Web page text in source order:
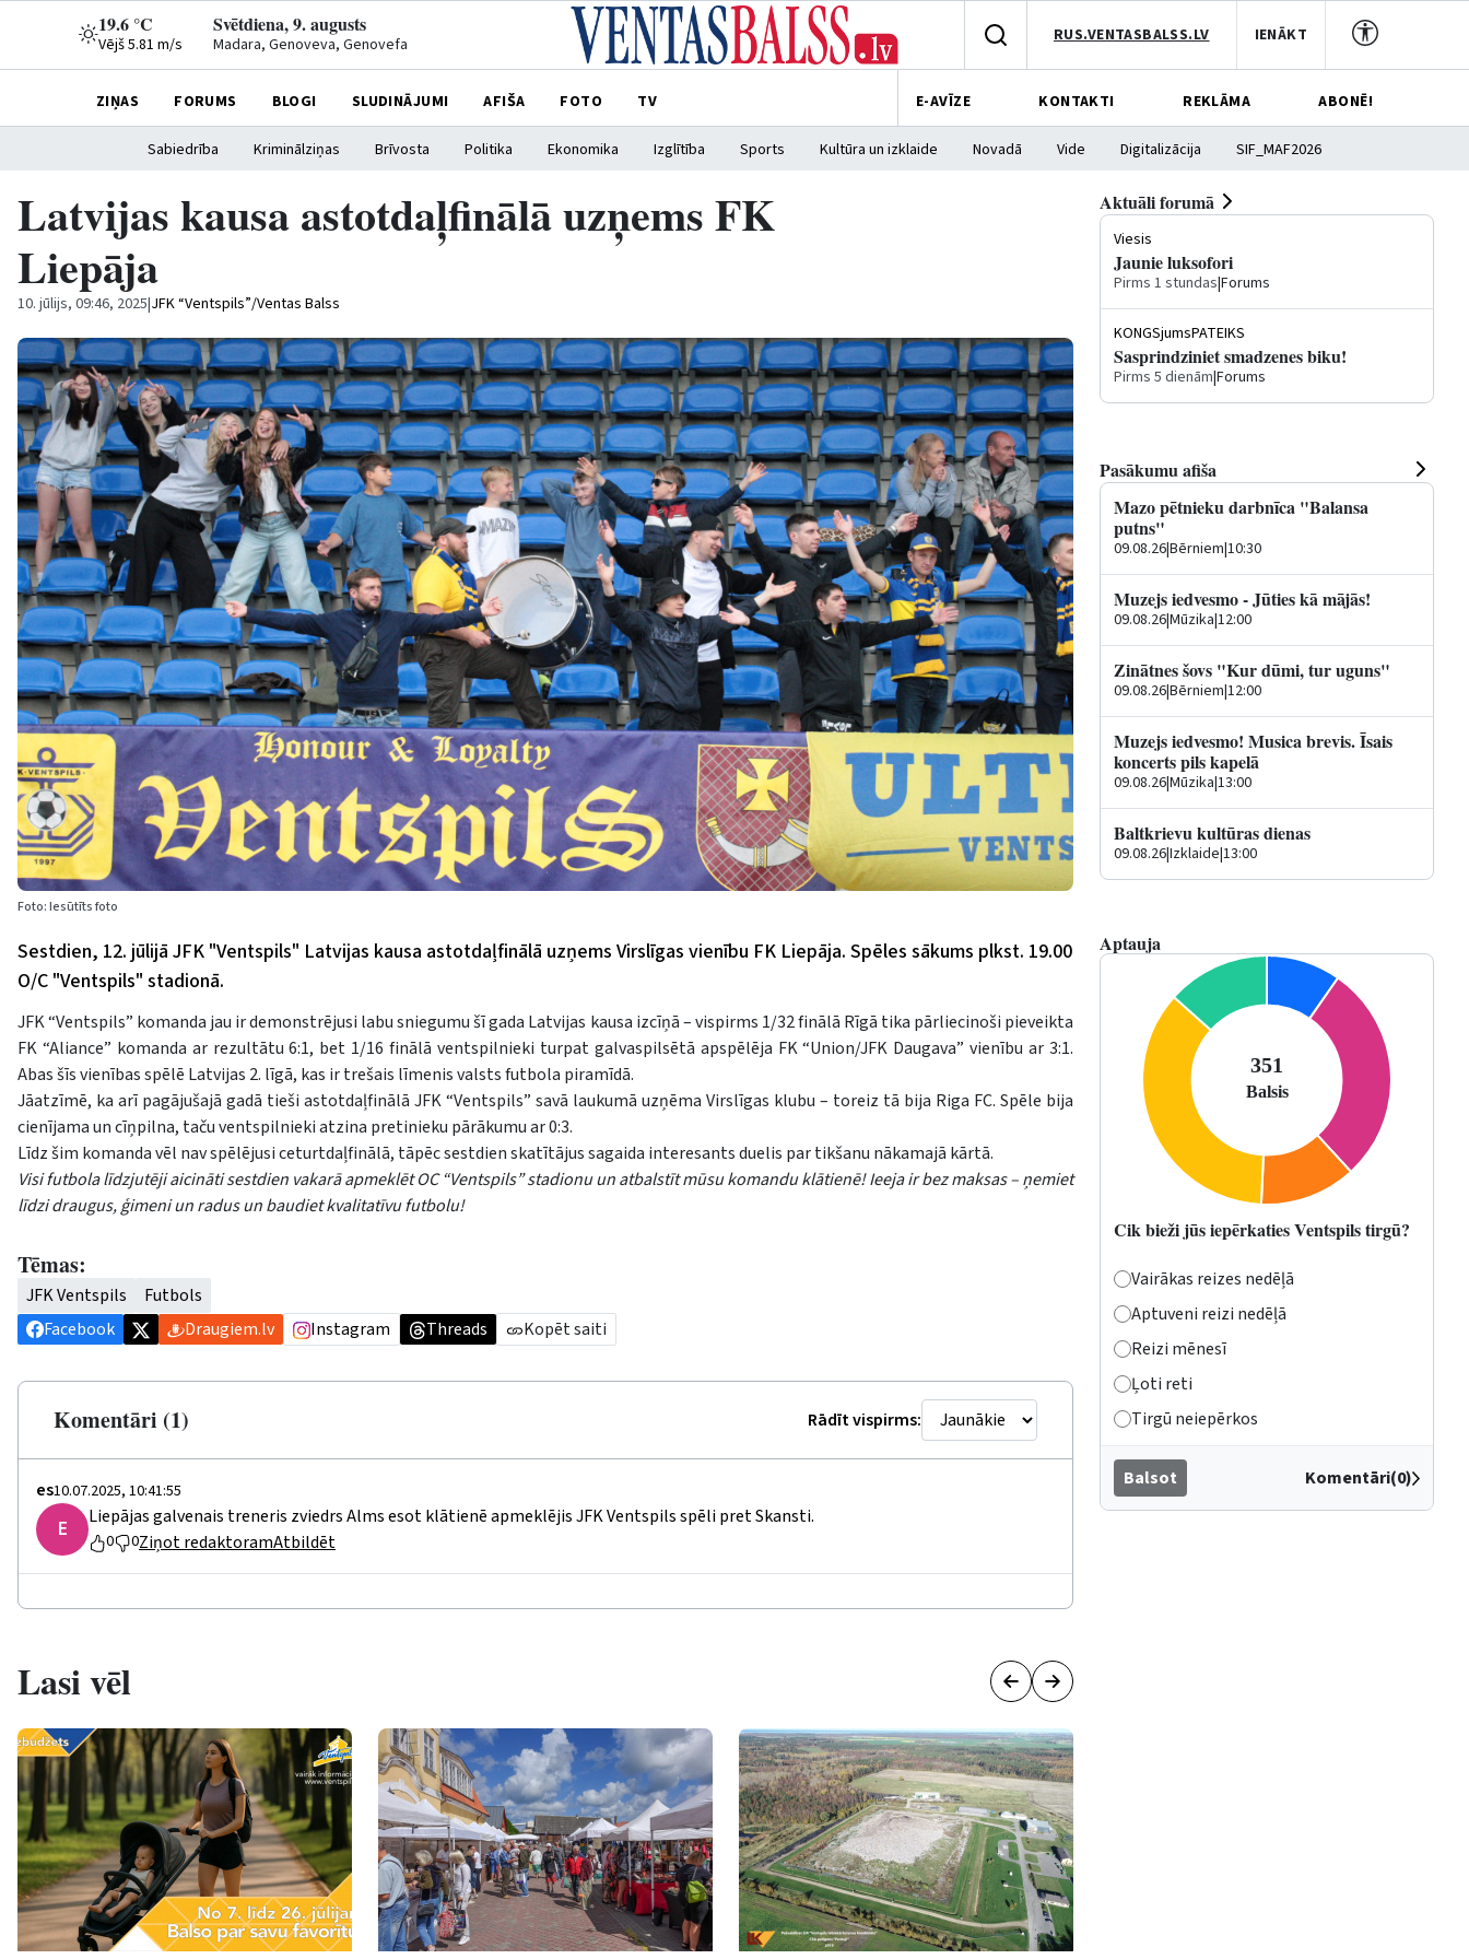
19.6 °C
Vējš 5.81 m/s
Svētdiena, 9. augusts
Madara, Genoveva, Genovefa RUS.VENTASBALSS.LV IENĀKT
ZIŅAS FORUMS BLOGI SLUDINĀJUMI AFIŠA FOTO TV E-AVĪZE KONTAKTI REKLĀMA ABONĒ!
Sabiedrība Kriminālziņas Brīvosta Politika Ekonomika Izglītība Sports Kultūra un izklaide Novadā Vide Digitalizācija SIF_MAF2026
Latvijas kausa astotdaļfinālā uzņems FK
Liepāja
10. jūlijs, 09:46, 2025|JFK “Ventspils”/Ventas Balss
Foto: Iesūtīts foto
Sestdien, 12. jūlijā JFK "Ventspils" Latvijas kausa astotdaļfinālā uzņems Virslīgas vienību FK Liepāja. Spēles sākums plkst. 19.00
O/C "Ventspils" stadionā.
JFK “Ventspils” komanda jau ir demonstrējusi labu sniegumu šī gada Latvijas kausa izcīņā – vispirms 1/32 finālā Rīgā tika pārliecinoši pieveikta
FK “Aliance” komanda ar rezultātu 6:1, bet 1/16 finālā ventspilnieki turpat galvaspilsētā apspēlēja FK “Union/JFK Daugava” vienību ar 3:1.
Abas šīs vienības spēlē Latvijas 2. līgā, kas ir trešais līmenis valsts futbola piramīdā.
Jāatzīmē, ka arī pagājušajā gadā tieši astotdaļfinālā JFK “Ventspils” savā laukumā uzņēma Virslīgas klubu – toreiz tā bija Riga FC. Spēle bija
cienījama un cīņpilna, taču ventspilnieki atzina pretinieku pārākumu ar 0:3.
Līdz šim komanda vēl nav spēlējusi ceturtdaļfinālā, tāpēc sestdien skatītājus sagaida interesants duelis par tikšanu nākamajā kārtā.
Visi futbola līdzjutēji aicināti sestdien vakarā apmeklēt OC “Ventspils” stadionu un atbalstīt mūsu komandu klātienē! Ieeja ir bez maksas – ņemiet
līdzi draugus, ģimeni un radus un baudiet kvalitatīvu futbolu!
Tēmas:
JFK Ventspils
Futbols
Facebook
Draugiem.lv Instagram Threads Kopēt saiti
Komentāri (1) Rādīt vispirms:
еs10.07.2025, 10:41:55
Е Liepājas galvenais treneris zviedrs Alms esot klātienē apmeklējis JFK Ventspils spēli pret Skansti.
0 0Ziņot redaktoramAtbildēt
Lasi vēl
Aktuāli forumā
Viesis
Jaunie luksofori
Pirms 1 stundas|Forums
KONGSjumsPATEIKS
Sasprindziniet smadzenes biku!
Pirms 5 dienām|Forums
Pasākumu afiša
Mazo pētnieku darbnīca "Balansa
putns"
09.08.26|Bērniem|10:30
Muzejs iedvesmo - Jūties kā mājās!
09.08.26|Mūzika|12:00
Zinātnes šovs "Kur dūmi, tur uguns"
09.08.26|Bērniem|12:00
Muzejs iedvesmo! Musica brevis. Īsais
koncerts pils kapelā
09.08.26|Mūzika|13:00
Baltkrievu kultūras dienas
09.08.26|Izklaide|13:00
Aptauja
Cik bieži jūs iepērkaties Ventspils tirgū?
Vairākas reizes nedēļā
Aptuveni reizi nedēļā
Reizi mēnesī
Ļoti reti
Tirgū neiepērkos
Balsot Komentāri(0)